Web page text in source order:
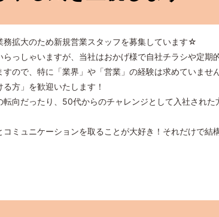
拡大のため新規営業スタッフを募集しています☆
っしゃいますが、当社はおかげ様で自社チラシや定期
ので、特に「業界」や「営業」の経験は求めていません
方」を歓迎いたします！
向だったり、50代からのチャレンジとして入社された
ミュニケーションを取ることが大好き！それだけで結